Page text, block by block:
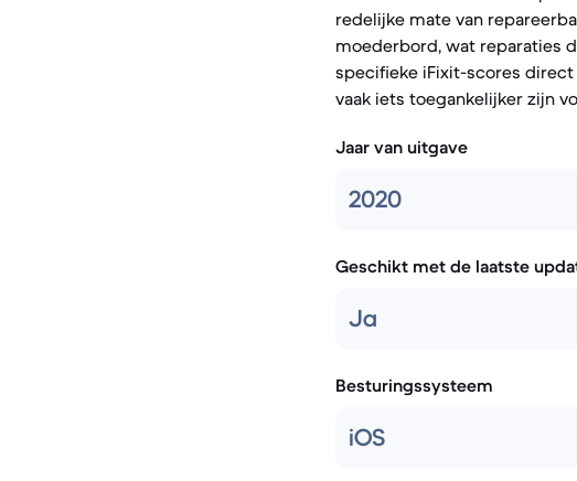
redelijke mate van
moederbord, wat reparaties
specifieke iFixit-scores
vaak iets toegankelijker zijn
Jaar van uitgave
2020
Geschikt met de laatste
Ja
Besturingssysteem
iOS